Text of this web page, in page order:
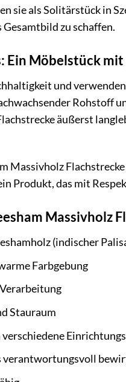
sie als Solitärstück in
zu schaffen.
Ein Möbelstück mit
und
Rohstoff
äußerst
Massivholz
Produkt, das mit
Massivholz
(indischer
Farbgebung
Stauraum
verschiedene
verantwortungsvoll